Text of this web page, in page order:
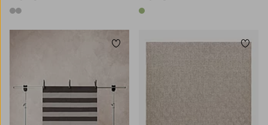
2 Farben 1 Farbe
Zu Favoriten hinzufügen Zu